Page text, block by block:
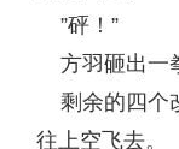
”砰！”
方羽砸出一
剩余的四个
往上空飞去。